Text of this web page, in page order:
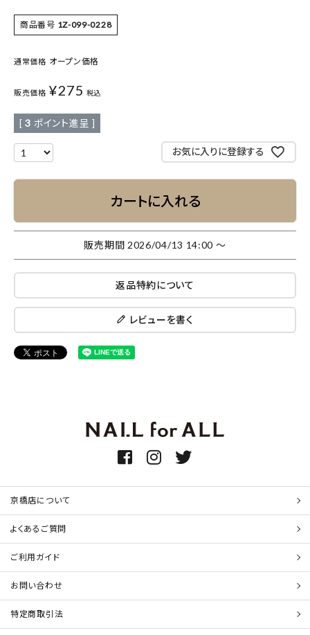
商品番号 1Z-099-0228
通常価格 オープン価格
販売価格 ¥275 税込
[ 3 ポイント進呈 ]
お気に入りに登録する
カートに入れる
販売期間 2026/04/13 14:00 〜
返品特約について
レビューを書く
京橋店について
よくあるご質問
ご利用ガイド
お問い合わせ
特定商取引法